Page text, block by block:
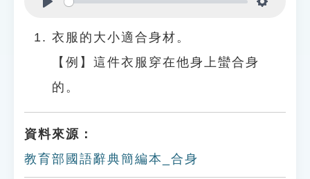
衣服的大小適合身材。
【例】這件衣服穿在他身上蠻合身
的。
資料來源：
教育部國語辭典簡編本_合身